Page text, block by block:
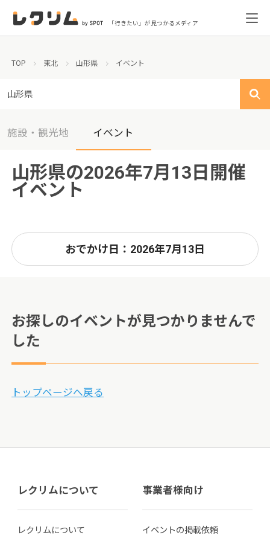
「行きたい」が見つかるメディア
TOP 東北 山形県 イベント
山形県
施設・観光地 イベント
山形県の2026年7月13日開催
イベント
おでかけ日：2026年7月13日
お探しのイベントが見つかりませんで
した
トップページへ戻る
レクリムについて
レクリムについて
事業者様向け
イベントの掲載依頼